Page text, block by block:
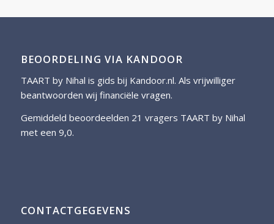
BEOORDELING VIA KANDOOR
TAART by Nihal is gids bij Kandoor.nl. Als vrijwilliger
beantwoorden wij financiële vragen.
Gemiddeld beoordeelden 21 vragers TAART by Nihal
met een 9,0.
CONTACTGEGEVENS